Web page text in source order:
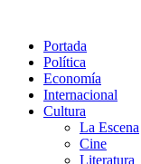
Portada
Política
Economía
Internacional
Cultura
La Escena
Cine
Literatura